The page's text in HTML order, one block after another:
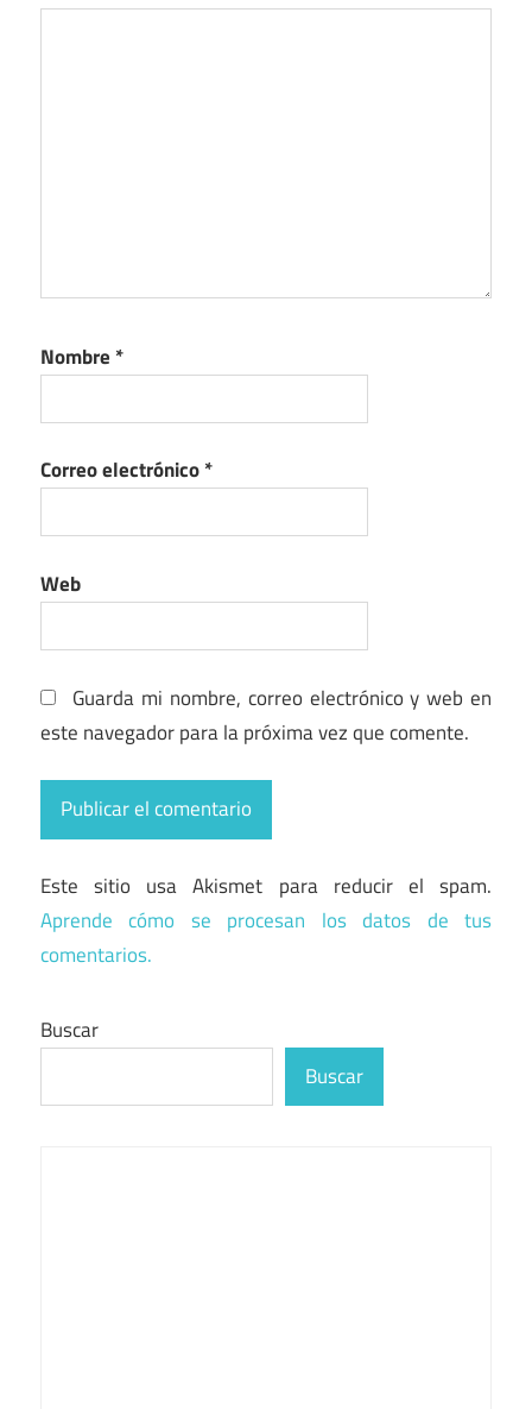
Nombre *
Correo electrónico*
Web
Guarda mi nombre, correo electrónico y web en
este navegador para la próxima vez que comente.
Este sitio usa Akismet para reducir el spam.
Aprende cómo se procesan los datos de tus
comentarios.
Buscar
Buscar